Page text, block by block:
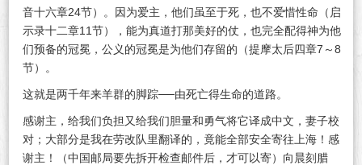
音十六章24节）。因为爱主，他们虽至于死，也不爱惜性命（启
示录十二章11节），能为真道打那美好的仗，也完全配得神为他
们预备的冠冕，公义的冠冕是为他们存留的（提摩太后四章7～8
节）。
这就是两千年来羊群的脚踪──由死亡得生命的道路。
感谢主，给我们负担又给我们胆量和勇气将它译成中文，妻子校
对；大部分是我在劳改队里翻译的，竟能全部安全寄往上海！感
谢主！（中国邮局要先拆开检查邮件后，才可以寄）向晨刻腊